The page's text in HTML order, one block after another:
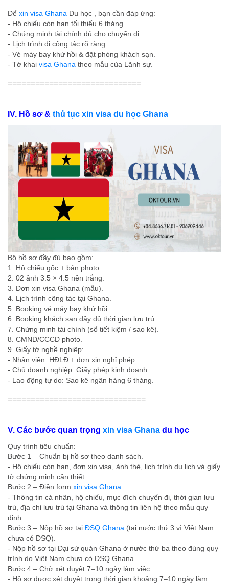
Để xin visa Ghana Du học , bạn cần đáp ứng:
- Hộ chiếu còn hạn tối thiểu 6 tháng.
- Chứng minh tài chính đủ cho chuyến đi.
- Lịch trình đi công tác rõ ràng.
- Vé máy bay khứ hồi & đặt phòng khách sạn.
- Tờ khai visa Ghana theo mẫu của Lãnh sự.
=============================
IV. Hồ sơ & thủ tục xin visa du học Ghana
Bộ hồ sơ đầy đủ bao gồm:
1. Hộ chiếu gốc + bản photo.
2. 02 ảnh 3.5 × 4.5 nền trắng.
3. Đơn xin visa Ghana (mẫu).
4. Lịch trình công tác tại Ghana.
5. Booking vé máy bay khứ hồi.
6. Booking khách sạn đầy đủ thời gian lưu trú.
7. Chứng minh tài chính (sổ tiết kiệm / sao kê).
8. CMND/CCCD photo.
9. Giấy tờ nghề nghiệp:
- Nhân viên: HĐLĐ + đơn xin nghỉ phép.
- Chủ doanh nghiệp: Giấy phép kinh doanh.
- Lao động tự do: Sao kê ngân hàng 6 tháng.
==============================
V. Các bước quan trọng xin visa Ghana du học
Quy trình tiêu chuẩn:
Bước 1 – Chuẩn bị hồ sơ theo danh sách.
- Hộ chiếu còn hạn, đơn xin visa, ảnh thẻ, lịch trình du lịch và giấy
tờ chứng minh cần thiết.
Bước 2 – Điền form xin visa Ghana.
- Thông tin cá nhân, hộ chiếu, mục đích chuyến đi, thời gian lưu
trú, địa chỉ lưu trú tại Ghana và thông tin liên hệ theo mẫu quy
định.
Bước 3 – Nộp hồ sơ tại ĐSQ Ghana (tại nước thứ 3 vì Việt Nam
chưa có ĐSQ).
- Nộp hồ sơ tại Đại sứ quán Ghana ở nước thứ ba theo đúng quy
trình do Việt Nam chưa có ĐSQ Ghana.
Bước 4 – Chờ xét duyệt 7–10 ngày làm việc.
- Hồ sơ được xét duyệt trong thời gian khoảng 7–10 ngày làm